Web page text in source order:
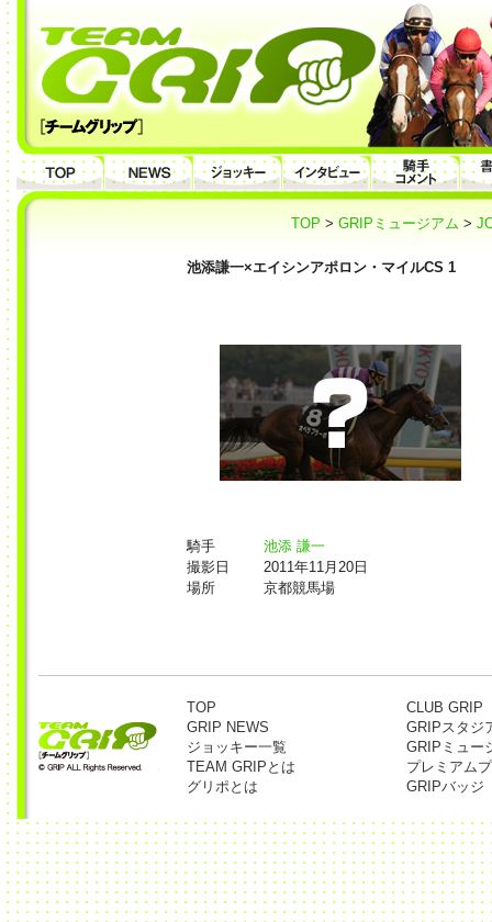
TOP > GRIPミュージアム >
池添謙一×エイシンアポロン・マイルCS 1
騎手
池添 謙一
撮影日
2011年11月20日
場所
京都競馬場
TOP
GRIP NEWS
ジョッキー一覧
TEAM GRIPとは
グリポとは
CLUB GRIP
GRIPスタジ
GRIPミュー
プレミアム
GRIPバッジ